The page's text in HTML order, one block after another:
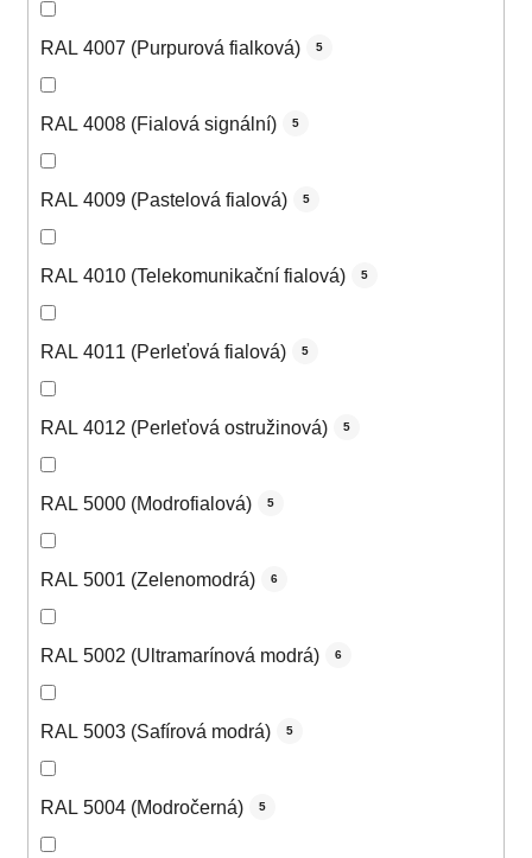
RAL 4007 (Purpurová fialková) 5
RAL 4008 (Fialová signální) 5
RAL 4009 (Pastelová fialová) 5
RAL 4010 (Telekomunikační fialová) 5
RAL 4011 (Perleťová fialová) 5
RAL 4012 (Perleťová ostružinová) 5
RAL 5000 (Modrofialová) 5
RAL 5001 (Zelenomodrá) 6
RAL 5002 (Ultramarínová modrá) 6
RAL 5003 (Safírová modrá) 5
RAL 5004 (Modročerná) 5